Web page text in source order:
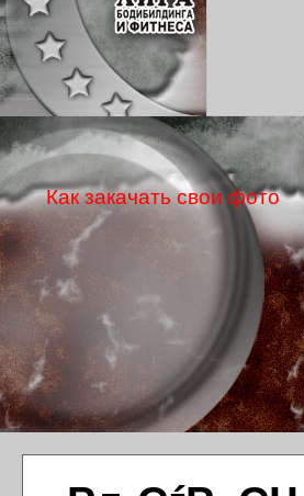
Как закачать свои фото